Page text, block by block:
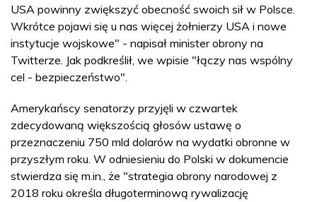
USA powinny zwiększyć obecność swoich sił w Polsce.
Wkrótce pojawi się u nas więcej żołnierzy USA i nowe
instytucje wojskowe" - napisał minister obrony na
Twitterze. Jak podkreślił, we wpisie "łączy nas wspólny
cel - bezpieczeństwo".
Amerykańscy senatorzy przyjęli w czwartek
zdecydowaną większością głosów ustawę o
przeznaczeniu 750 mld dolarów na wydatki obronne w
przyszłym roku. W odniesieniu do Polski w dokumencie
stwierdza się m.in., że "strategia obrony narodowej z
2018 roku określa długoterminową rywalizację